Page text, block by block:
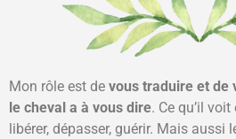
Mon rôle est de vous traduire et de
le cheval a à vous dire. Ce qu’il
libérer, dépasser, guérir. Mais aussi